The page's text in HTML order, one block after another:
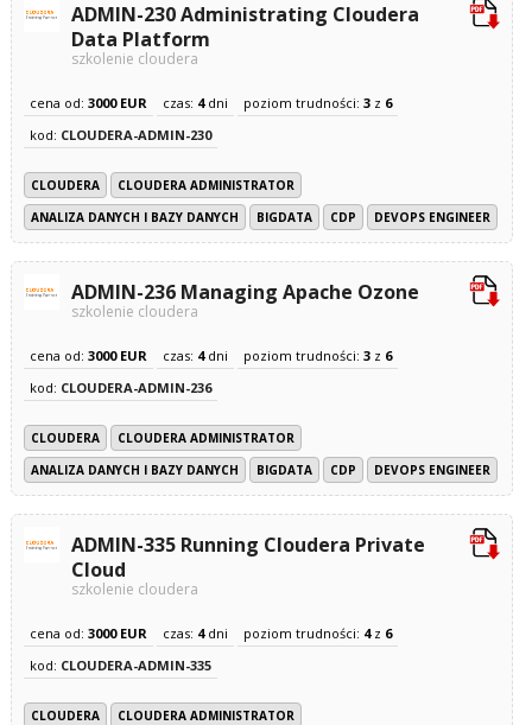
ADMIN-230 Administrating Cloudera
Data Platform
szkolenie cloudera
cena od: 3000 EUR czas: 4dni poziom trudności: 3z 6
kod: CLOUDERA-ADMIN-230
CLOUDERA
CLOUDERA ADMINISTRATOR
ANALIZA DANYCH I BAZY DANYCH
BIGDATA CDP DEVOPS ENGINEER
ADMIN-236 Managing Apache Ozone
szkolenie cloudera
cena od: 3000 EUR czas: 4dni poziom trudności: 3z 6
kod: CLOUDERA-ADMIN-236
CLOUDERA
CLOUDERA ADMINISTRATOR
ANALIZA DANYCH I BAZY DANYCH
BIGDATA CDP DEVOPS ENGINEER
ADMIN-335 Running Cloudera Private
Cloud
szkolenie cloudera
cena od: 3000 EUR czas: 4dni poziom trudności: 4z 6
kod: CLOUDERA-ADMIN-335
CLOUDERA
CLOUDERA ADMINISTRATOR